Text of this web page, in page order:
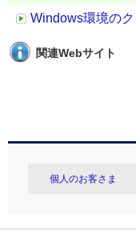
Windows環境の
関連Webサイト
個人のお客さま